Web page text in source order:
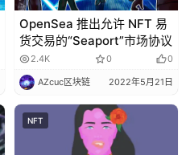
OpenSea 推出允许 NFT 易
货交易的“Seaport”市场协议
2.4K 0 0
AZcuc区块链 2022年5月21日
NFT